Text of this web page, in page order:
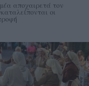
αποχαιρετά τον
οι